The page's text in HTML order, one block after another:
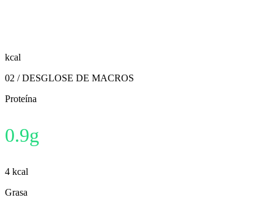
kcal
02 / DESGLOSE DE MACROS
Proteína
0.9g
4 kcal
Grasa